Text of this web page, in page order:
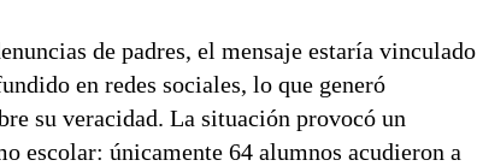
de padres, el mensaje estaría vinculado
en redes sociales, lo que generó
su veracidad. La situación provocó un
escolar: únicamente 64 alumnos acudieron a